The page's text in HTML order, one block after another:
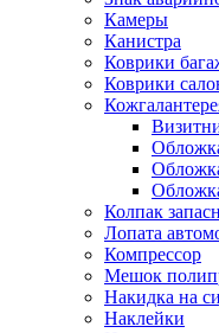
Камеры
Канистра
Коврики
Коврики
Колпак
Лопата
Компрессор
Мешок
Накидка на
Наклейки